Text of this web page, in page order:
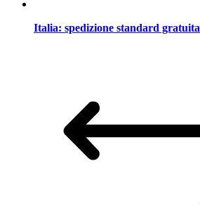
Italia: spedizione standard gratuita